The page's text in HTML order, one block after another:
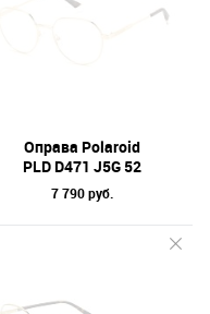
Оправа Polaroid
PLD D471 J5G 52
7 790 руб.